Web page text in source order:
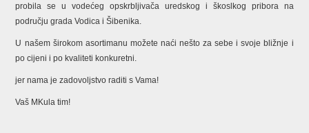
probila se u vodećeg opskrbljivača uredskog i škoslkog pribora na
području grada Vodica i Šibenika.
U našem širokom asortimanu možete naći nešto za sebe i svoje bližnje i
po cijeni i po kvaliteti konkuretni.
jer nama je zadovoljstvo raditi s Vama!
Vaš MKula tim!